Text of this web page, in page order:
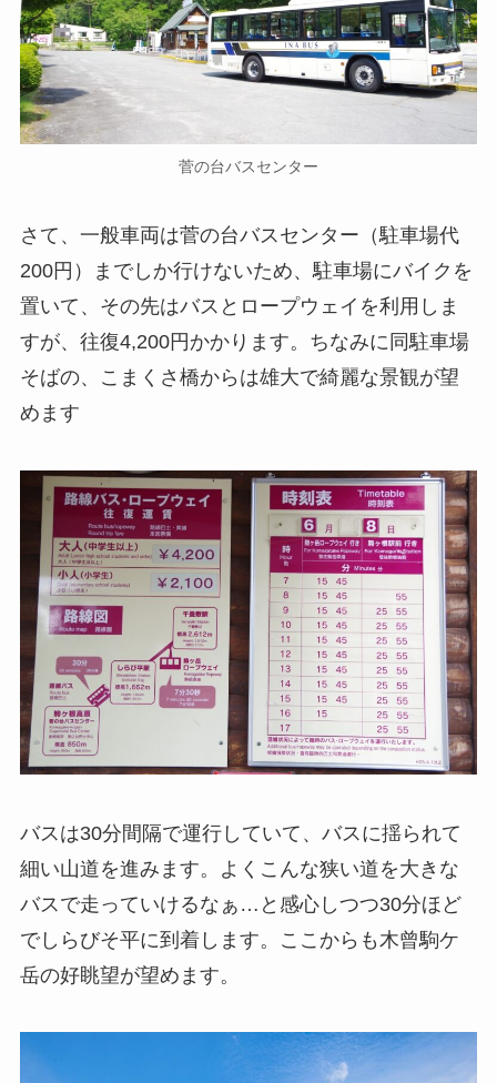
菅の台バスセンター
さて、一般車両は菅の台バスセンター（駐車場代
200円）までしか行けないため、駐車場にバイクを
置いて、その先はバスとロープウェイを利用しま
すが、往復4,200円かかります。ちなみに同駐車場
そばの、こまくさ橋からは雄大で綺麗な景観が望
めます
バスは30分間隔で運行していて、バスに揺られて
細い山道を進みます。よくこんな狭い道を大きな
バスで走っていけるなぁ…と感心しつつ30分ほど
でしらびそ平に到着します。ここからも木曾駒ケ
岳の好眺望が望めます。